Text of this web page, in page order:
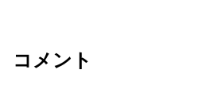
コメント